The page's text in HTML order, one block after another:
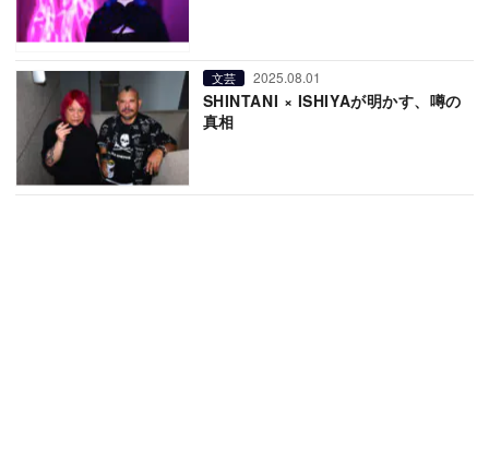
文芸 2025.08.01
SHINTANI × ISHIYAが明かす、噂の
真相